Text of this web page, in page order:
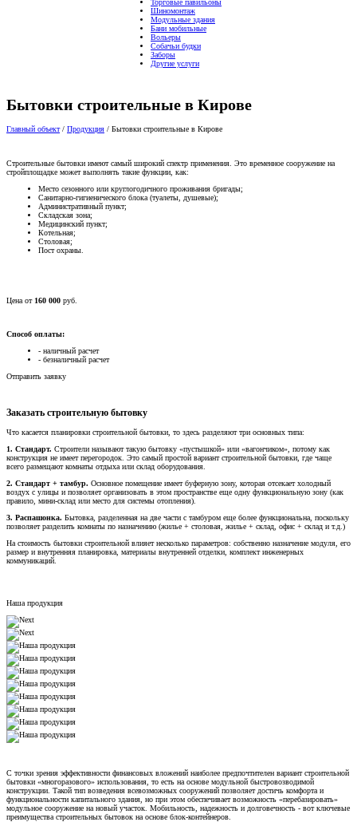
Торговые павильоны
Шиномонтаж
Модульные здания
Бани мобильные
Вольеры
Собачьи будки
Заборы
Другие услуги
Бытовки строительные в Кирове
Главный объект / Продукция / Бытовки строительные в Кирове
Строительные бытовки имеют самый широкий спектр применения. Это временное сооружение на
стройплощадке может выполнять такие функции, как:
Место сезонного или круглогодичного проживания бригады;
Санитарно-гигиенического блока (туалеты, душевые);
Административный пункт;
Складская зона;
Медицинский пункт;
Котельная;
Столовая;
Пост охраны.
Цена от 160 000 руб.
Способ оплаты:
- наличный расчет
- безналичный расчет
Отправить заявку
Заказать строительную бытовку
Что касается планировки строительной бытовки, то здесь разделяют три основных типа:
1. Стандарт. Строители называют такую бытовку «пустышкой» или «вагончиком», потому как
конструкция не имеет перегородок. Это самый простой вариант строительной бытовки, где чаще
всего размещают комнаты отдыха или склад оборудования.
2. Стандарт + тамбур. Основное помещение имеет буферную зону, которая отсекает холодный
воздух с улицы и позволяет организовать в этом пространстве еще одну функциональную зону (как
правило, мини-склад или место для системы отопления).
3. Распашонка. Бытовка, разделенная на две части с тамбуром еще более функциональна, поскольку
позволяет разделить комнаты по назначению (жилье + столовая, жилье + склад, офис + склад и т.д.)
На стоимость бытовки строительной влияет несколько параметров: собственно назначение модуля, его
размер и внутренняя планировка, материалы внутренней отделки, комплект инженерных
коммуникаций.
Наша продукция
С точки зрения эффективности финансовых вложений наиболее предпочтителен вариант строительной
бытовки «многоразового» использования, то есть на основе модульной быстровозводимой
конструкции. Такой тип возведения всевозможных сооружений позволяет достичь комфорта и
функциональности капитального здания, но при этом обеспечивает возможность «перебазировать»
модульное сооружение на новый участок. Мобильность, надежность и долговечность - вот ключевые
преимущества строительных бытовок на основе блок-контейнеров.